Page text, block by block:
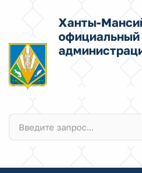
Ханты-
официальный